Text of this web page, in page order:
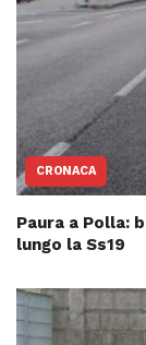
CRONACA
Paura a Polla:
lungo la Ss19